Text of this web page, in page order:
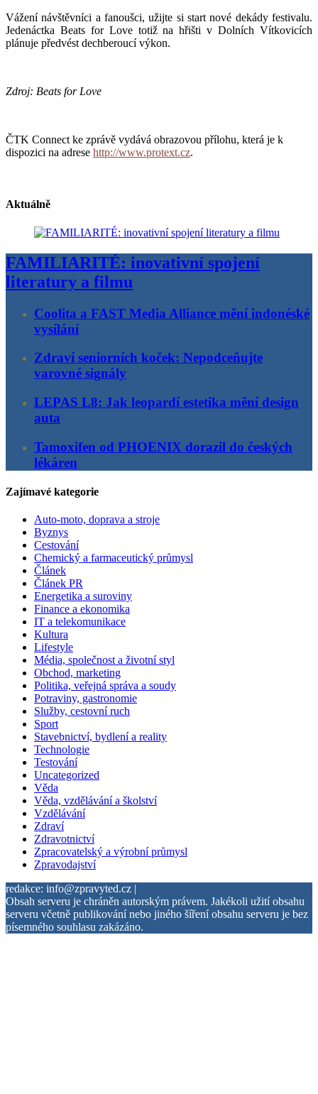
Vážení návštěvníci a fanoušci, užijte si start nové dekády festivalu.
Jedenáctka Beats for Love totiž na hřišti v Dolních Vítkovicích
plánuje předvést dechberoucí výkon.
Zdroj: Beats for Love
ČTK Connect ke zprávě vydává obrazovou přílohu, která je k
dispozici na adrese http://www.protext.cz.
Aktuálně
FAMILIARITÉ: inovativní spojení
literatury a filmu
Coolita a FAST Media Alliance mění indonéské
vysílání
Zdraví seniorních koček: Nepodceňujte
varovné signály
LEPAS L8: Jak leopardí estetika mění design
auta
Tamoxifen od PHOENIX dorazil do českých
lékáren
Zajímavé kategorie
Auto-moto, doprava a stroje
Byznys
Cestování
Chemický a farmaceutický průmysl
Článek
Článek PR
Energetika a suroviny
Finance a ekonomika
IT a telekomunikace
Kultura
Lifestyle
Média, společnost a životní styl
Obchod, marketing
Politika, veřejná správa a soudy
Potraviny, gastronomie
Služby, cestovní ruch
Sport
Stavebnictví, bydlení a reality
Technologie
Testování
Uncategorized
Věda
Věda, vzdělávání a školství
Vzdělávání
Zdraví
Zdravotnictví
Zpracovatelský a výrobní průmysl
Zpravodajství
redakce: info@zpravyted.cz |
Obsah serveru je chráněn autorským právem. Jakékoli užití obsahu
serveru včetně publikování nebo jiného šíření obsahu serveru je bez
písemného souhlasu zakázáno.